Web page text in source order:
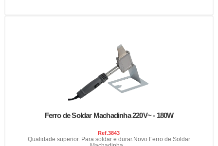
Ferro de Soldar Machadinha 220V~ - 180W
Ref.3843
Qualidade superior. Para soldar e durar.Novo Ferro de Soldar